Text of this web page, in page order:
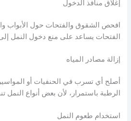
إغلاق منافذ الدخول
افحص الشقوق والفتحات حول الأبواب
الفتحات يساعد على منع دخول النمل
إزالة مصادر المياه
أصلح أي تسرب في الحنفيات أو
الرطبة باستمرار، لأن بعض أنواع النمل
استخدام طعوم النمل